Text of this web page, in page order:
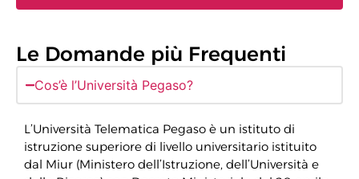
Le Domande più Frequenti
Cos’è l’Università Pegaso?
L’Università Telematica Pegaso è un istituto di
istruzione superiore di livello universitario istituito
dal Miur (Ministero dell’Istruzione, dell’Università e